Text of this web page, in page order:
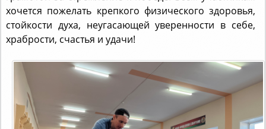
стойкости духа, неугасающей уверенности в себе,
храбрости, счастья и удачи!